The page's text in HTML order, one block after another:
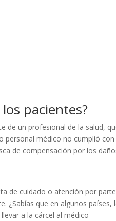
pacientes?
de un profesional de la salud,
personal médico no cumplió con
de compensación por los
de cuidado o atención por
¿Sabías que en algunos países,
a la cárcel al médico